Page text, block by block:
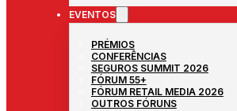
EVENTOS
PRÉMIOS
CONFERÊNCIAS
SEGUROS SUMMIT 2026
FÓRUM 55+
FÓRUM RETAIL MEDIA 2026
OUTROS FÓRUNS